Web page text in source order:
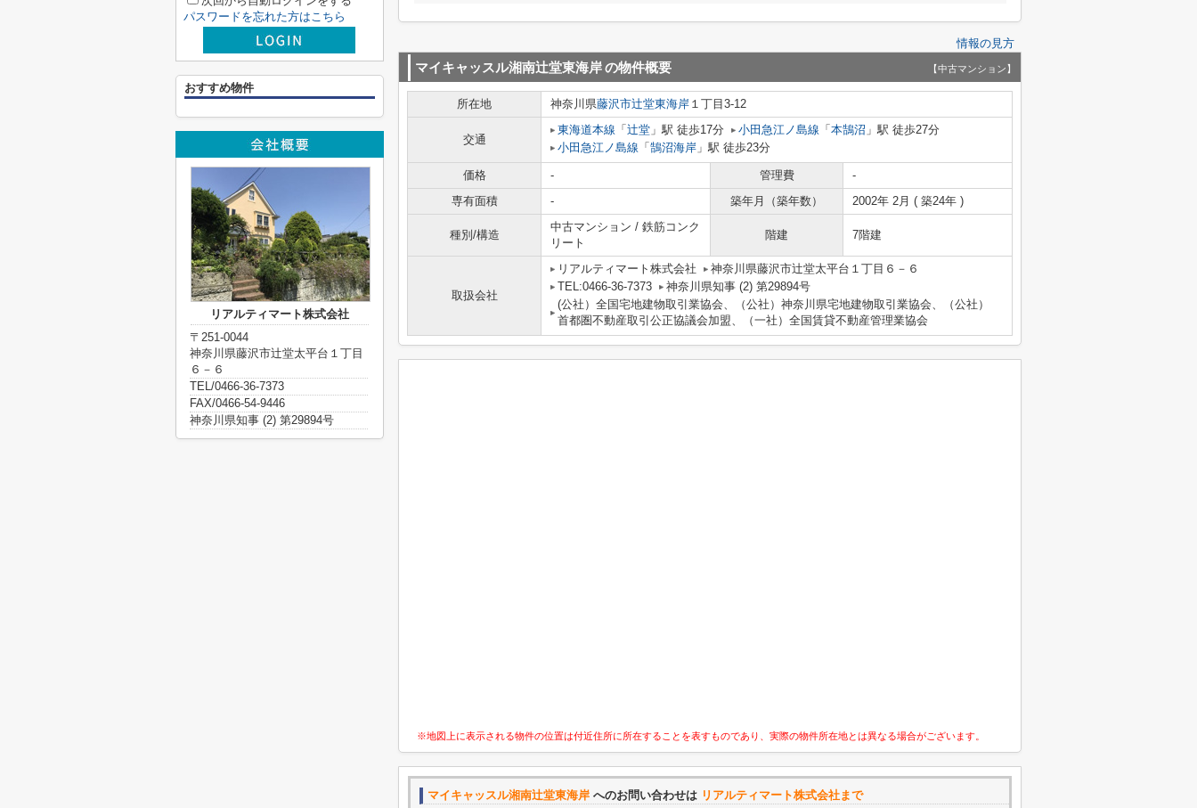
情報の見方
マイキャッスル湘南辻堂東海岸の物件概要 【中古マンション】
所在地 神奈川県藤沢市辻堂東海岸 １丁目3-12
交通
東海道本線 「 辻堂 」駅 徒歩17分 小田急江ノ島線 「 本鵠沼 」駅 徒歩27分
小田急江ノ島線 「 鵠沼海岸 」駅 徒歩23分
価格 - 管理費
-
専有面積
- 築年月（築年数） 2002年 2月 ( 築24年 )
種別/構造
中古マンション / 鉄筋コンク
リート
階建 7階建
取扱会社
リアルティマート株式会社
神奈川県藤沢市辻堂太平台１丁目６－６
TEL:0466-36-7373
神奈川県知事 (2) 第29894号
(公社）全国宅地建物取引業協会、（公社）神奈川県宅地建物取引業協会、（公社）
首都圏不動産取引公正協議会加盟、（一社）全国賃貸不動産管理業協会
※地図上に表示される物件の位置は付近住所に所在することを表すものであり、実際の物件所在地とは異なる場合がございます。
マイキャッスル湘南辻堂東海岸 へのお問い合わせは リアルティマート株式会社まで
パスワードを忘れた方はこちら
おすすめ物件
リアルティマート株式会社
〒251-0044
神奈川県藤沢市辻堂太平台１丁目
６－６
TEL/0466-36-7373
FAX/0466-54-9446
神奈川県知事 (2) 第29894号